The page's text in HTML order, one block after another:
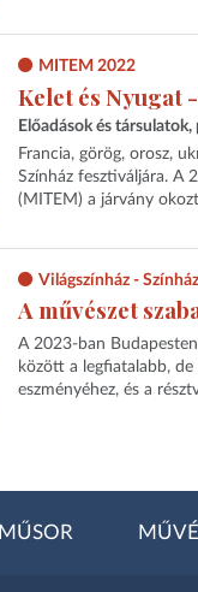
MITEM 2022
Kelet és Nyugat
Előadások és
Francia, görög, orosz,
Színház fesztiváljára. A
(MITEM) a járvány
Világszínház -
A művészet
A 2023-ban
között a legfiatalabb,
eszményéhez, és a
MŰSOR